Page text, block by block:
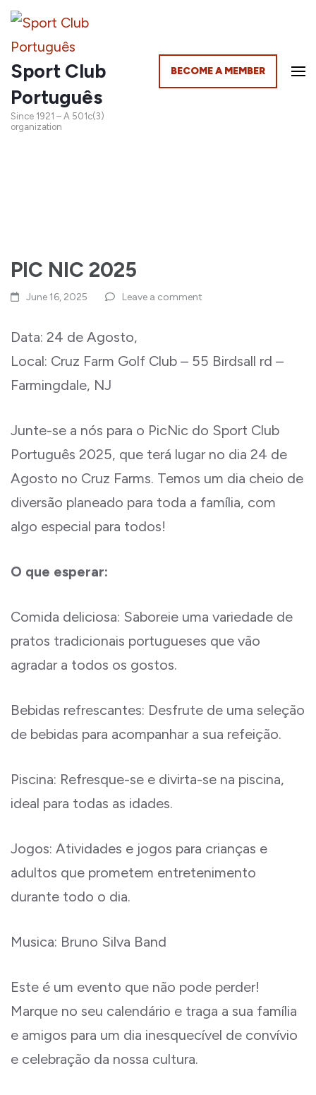
Sport Club
Português
Since 1921 – A 501c(3)
organization
BECOME A MEMBER
PIC NIC 2025
June 16, 2025 Leave a comment
Data: 24 de Agosto,
Local: Cruz Farm Golf Club – 55 Birdsall rd –
Farmingdale, NJ
Junte-se a nós para o PicNic do Sport Club
Português 2025, que terá lugar no dia 24 de
Agosto no Cruz Farms. Temos um dia cheio de
diversão planeado para toda a família, com
algo especial para todos!
O que esperar:
Comida deliciosa: Saboreie uma variedade de
pratos tradicionais portugueses que vão
agradar a todos os gostos.
Bebidas refrescantes: Desfrute de uma seleção
de bebidas para acompanhar a sua refeição.
Piscina: Refresque-se e divirta-se na piscina,
ideal para todas as idades.
Jogos: Atividades e jogos para crianças e
adultos que prometem entretenimento
durante todo o dia.
Musica: Bruno Silva Band
Este é um evento que não pode perder!
Marque no seu calendário e traga a sua família
e amigos para um dia inesquecível de convívio
e celebração da nossa cultura.